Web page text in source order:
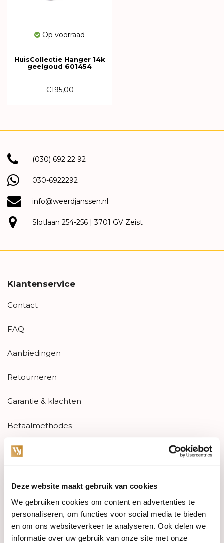
Deze website maakt gebruik van cookies
We gebruiken cookies om content en advertenties te
personaliseren, om functies voor social media te bieden
en om ons websiteverkeer te analyseren. Ook delen we
informatie over uw gebruik van onze site met onze
Op voorraad
HuisCollectie Hanger 14k
geelgoud 601454
€195,00
(030) 692 22 92
030-6922292
info@weerdjanssen.nl
Slotlaan 254-256 | 3701 GV Zeist
Klantenservice
Contact
FAQ
Aanbiedingen
Retourneren
Garantie & klachten
Betaalmethodes
Sitemap
Categorieën
Horloges
Juwelen